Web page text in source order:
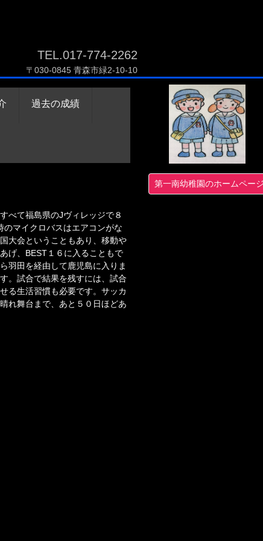
TEL.017-774-2262
〒030-0845 青森市緑2-10-10
第一南幼稚園のホームペー
過去の成績
べて福島県のJヴィレッジで８
マイクロバスはエアコンがな
大会ということもあり、移動や
げ、BEST１６に入ることもで
羽田を経由して鹿児島に入りま
。試合で結果を残すには、試合
る生活習慣も必要です。サッカ
舞台まで、あと５０日ほどあ